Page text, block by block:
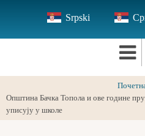
main
Srpski
Општина Бачка Топола и ове године
уписују у школе